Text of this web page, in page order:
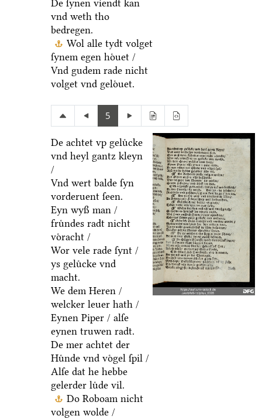
De ſynen viendt kan
vnd weth tho
bedregen.
Wol alle tydt volget
ſynem egen hoͤuet /
Vnd gudem rade nicht
volget vnd geloͤuet.
5
De achtet vp geluͤcke
vnd heyl gantz kleyn
/
Vnd wert balde ſyn
vorderuent ſeen.
Eyn wyß man /
fruͤndes radt nicht
voͤracht /
Wor vele rade ſynt /
ys geluͤcke vnd
macht.
We dem Heren /
welcker leuer hath /
Eynen Piper / alſe
eynen truwen radt.
De mer achtet der
Huͤnde vnd voͤgel ſpil /
Alſe dat he hebbe
gelerder luͤde vil.
Do Roboam nicht
volgen wolde /